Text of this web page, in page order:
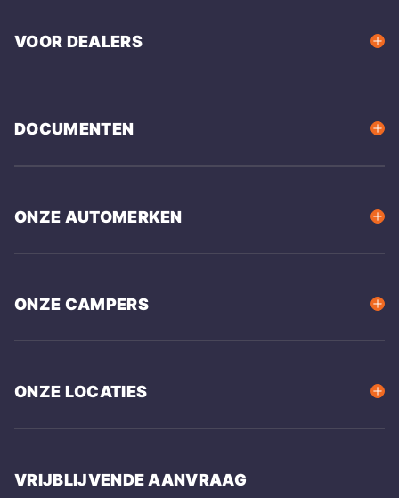
VOOR DEALERS
DOCUMENTEN
ONZE AUTOMERKEN
ONZE CAMPERS
ONZE LOCATIES
VRIJBLIJVENDE AANVRAAG